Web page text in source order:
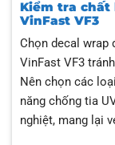
Kiểm tra chất
VinFast VF3
Chọn decal wrap
VinFast VF3
Nên chọn các
năng chống tia
nghiệt, mang lại